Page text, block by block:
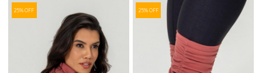
25% OFF 25% OFF